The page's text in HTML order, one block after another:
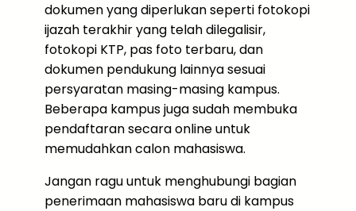
dokumen yang diperlukan seperti fotokopi
ijazah terakhir yang telah dilegalisir,
fotokopi KTP, pas foto terbaru, dan
dokumen pendukung lainnya sesuai
persyaratan masing-masing kampus.
Beberapa kampus juga sudah membuka
pendaftaran secara online untuk
memudahkan calon mahasiswa.
Jangan ragu untuk menghubungi bagian
penerimaan mahasiswa baru di kampus